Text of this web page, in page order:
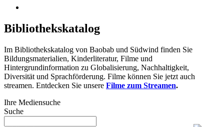
Bibliothekskatalog
Im Bibliothekskatalog von Baobab und Südwind finden Sie
Bildungsmaterialien, Kinderliteratur, Filme und
Hintergrundinformation zu Globalisierung, Nachhaltigkeit,
Diversität und Sprachförderung. Filme können Sie jetzt auch
streamen. Entdecken Sie unsere Filme zum Streamen.
Ihre Mediensuche
Suche